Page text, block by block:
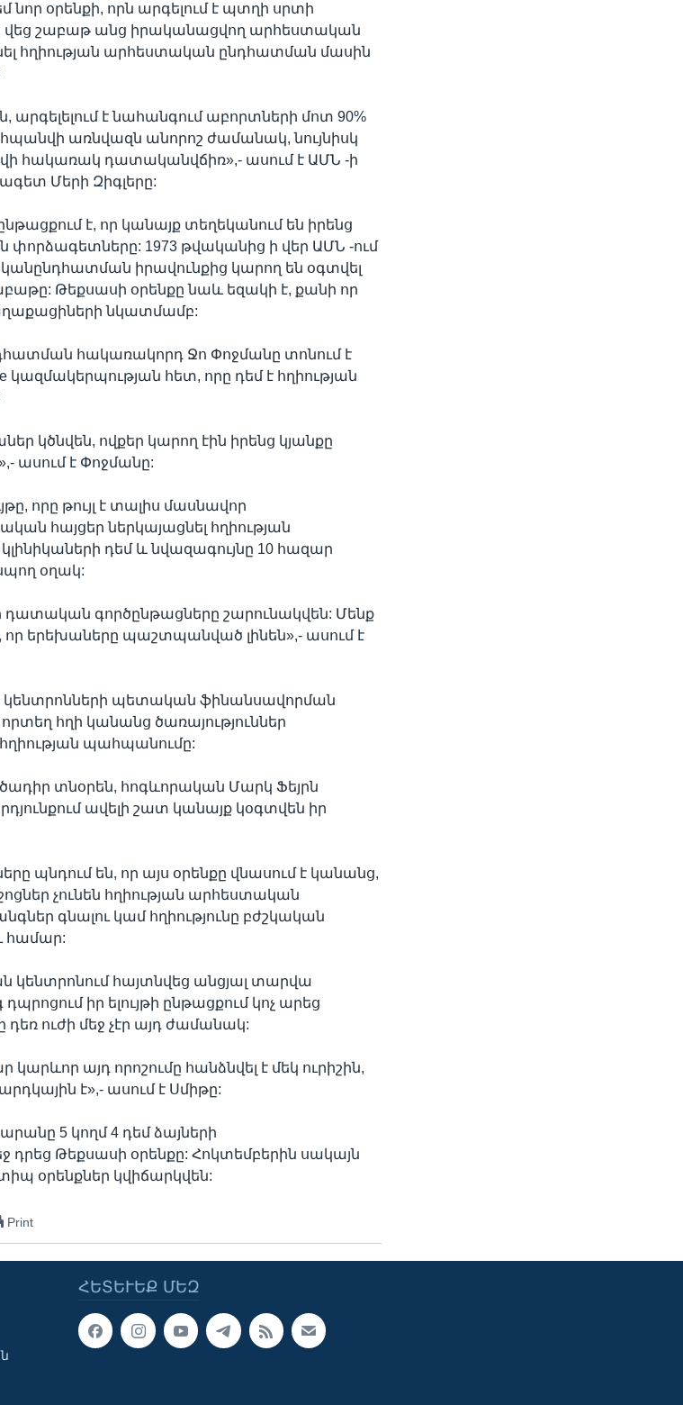
նոր օրենքի, որն արգելում է պտղի սրտի
վեց շաբաթ անց իրականացվող արհեստական
հղիության արհեստական ընդհատման մասին
է նահանգում աբորտների մոտ 90%
առնվազն անորոշ ժամանակ, նույնիսկ
հակառակ դատականվճիռ»,- ասում է ԱՄՆ -ի
Մերի Զիգլերը:
է, որ կանայք տեղեկանում են իրենց
փորձագետները: 1973 թվականից ի վեր ԱՄՆ -ում
իրավունքից կարող են օգտվել
Թեքսասի օրենքը նաև եզակի է, քանի որ
նկատմամբ:
հակառակորդ Ջո Փոջմանը տոնում է
կազմակերպության հետ, որը դեմ է հղիության
կծնվեն, ովքեր կարող էին իրենց կյանքը
ասում է Փոջմանը:
որը թույլ է տալիս մասնավոր
հայցեր ներկայացնել հղիության
դեմ և նվազագույնը 10 հազար
օղակ:
դատական գործընթացները շարունակվեն: Մենք
երեխաները պաշտպանված լինեն»,- ասում է
կենտրոնների պետական ֆինանսավորման
հղի կանանց ծառայություններ
պահպանումը:
տնօրեն, հոգևորական Մարկ Ֆեյրն
ավելի շատ կանայք կօգտվեն իր
պնդում են, որ այս օրենքը վնասում է կանանց,
չունեն հղիության արհեստական
գնալու կամ հղիությունը բժշկական
համար:
կենտրոնում հայտնվեց անցյալ տարվա
իր ելույթի ընթացքում կոչ արեց
դեռ ուժի մեջ չէր այդ ժամանակ:
այդ որոշումը հանձնվել է մեկ ուրիշին,
է»,- ասում է Սմիթը:
5 կողմ 4 դեմ ձայների
դրեց Թեքսասի օրենքը: Հոկտեմբերին սակայն
օրենքներ կվիճարկվեն:
Print
ՀԵՏԵՒԵՔ ՄԵԶ